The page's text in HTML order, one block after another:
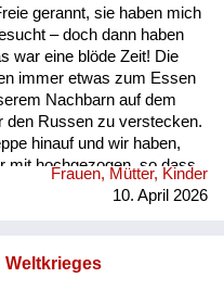
gerannt, sie haben mich
– doch dann haben
war eine blöde Zeit! Die
immer etwas zum Essen
Nachbarn auf dem
den Russen zu verstecken.
hinauf und wir haben,
mit hochgezogen, so dass
Dann waren die
immer wieder
das Mädchen?) Dann
Frauen, Mütter, Kinder
10. April 2026
Weltkrieges